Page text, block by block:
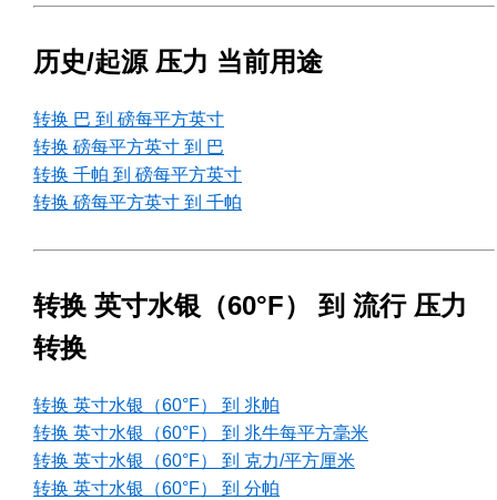
历史/起源 压力 当前用途
转换 巴 到 磅每平方英寸
转换 磅每平方英寸 到 巴
转换 千帕 到 磅每平方英寸
转换 磅每平方英寸 到 千帕
转换 英寸水银（60°F） 到 流行 压力
转换
转换 英寸水银（60°F） 到 兆帕
转换 英寸水银（60°F） 到 兆牛每平方毫米
转换 英寸水银（60°F） 到 克力/平方厘米
转换 英寸水银（60°F） 到 分帕